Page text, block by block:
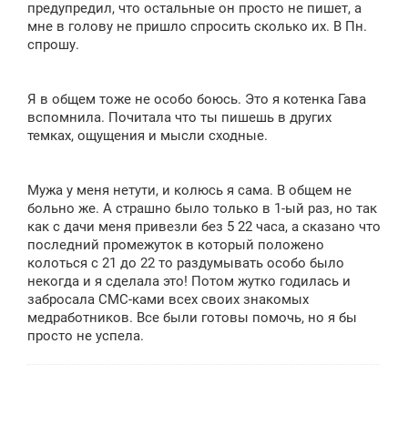
предупредил, что остальные он просто не пишет, а
мне в голову не пришло спросить сколько их. В Пн.
спрошу.
Я в общем тоже не особо боюсь. Это я котенка Гава
вспомнила. Почитала что ты пишешь в других
темках, ощущения и мысли сходные.
Мужа у меня нетути, и колюсь я сама. В общем не
больно же. А страшно было только в 1-ый раз, но так
как с дачи меня привезли без 5 22 часа, а сказано что
последний промежуток в который положено
колоться с 21 до 22 то раздумывать особо было
некогда и я сделала это! Потом жутко годилась и
забросала СМС-ками всех своих знакомых
медработников. Все были готовы помочь, но я бы
просто не успела.